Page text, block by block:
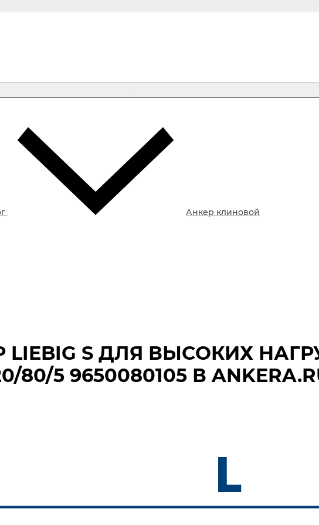
Анкер клиновой
LIEBIG S ДЛЯ ВЫСОКИХ
5 9650080105 В